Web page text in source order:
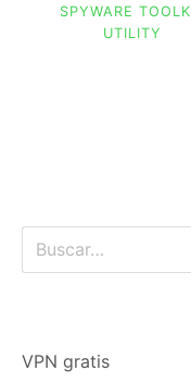
SPYWARE
UTILITY
Buscar:
VPN gratis